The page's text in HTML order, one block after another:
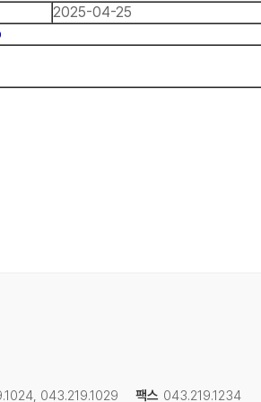
2025-04-25
043.219.1029 팩스 043.219.1234